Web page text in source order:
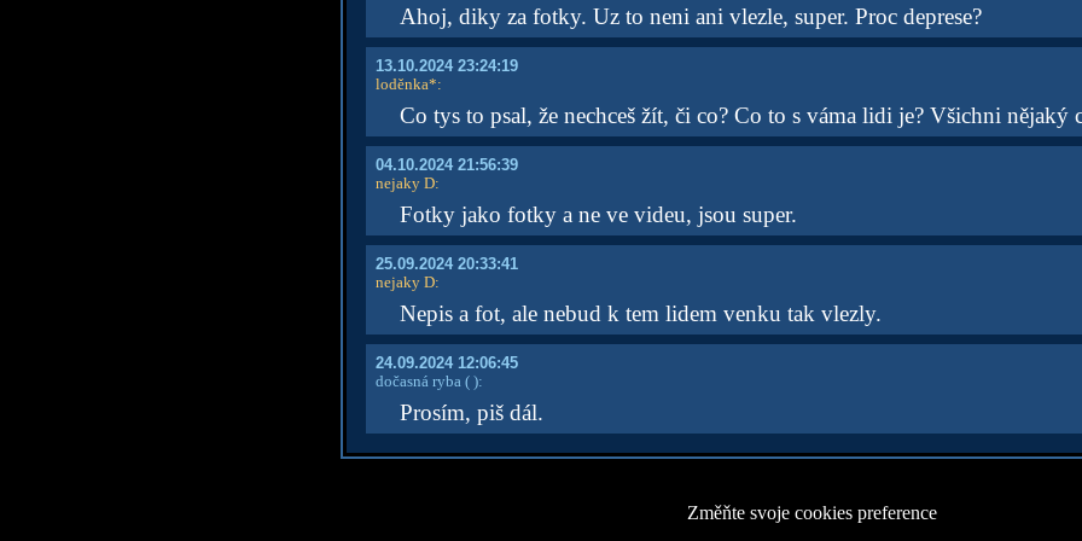
Ahoj, diky za fotky. Uz to neni ani vlezle, super. Proc deprese?
13.10.2024 23:24:19
loděnka*:
Co tys to psal, že nechceš žít, či co? Co to s váma lidi je? Všichni nějaký
04.10.2024 21:56:39
nejaky D:
Fotky jako fotky a ne ve videu, jsou super.
25.09.2024 20:33:41
nejaky D:
Nepis a fot, ale nebud k tem lidem venku tak vlezly.
24.09.2024 12:06:45
dočasná ryba( ):
Prosím, piš dál.
Změňte svoje cookies preference